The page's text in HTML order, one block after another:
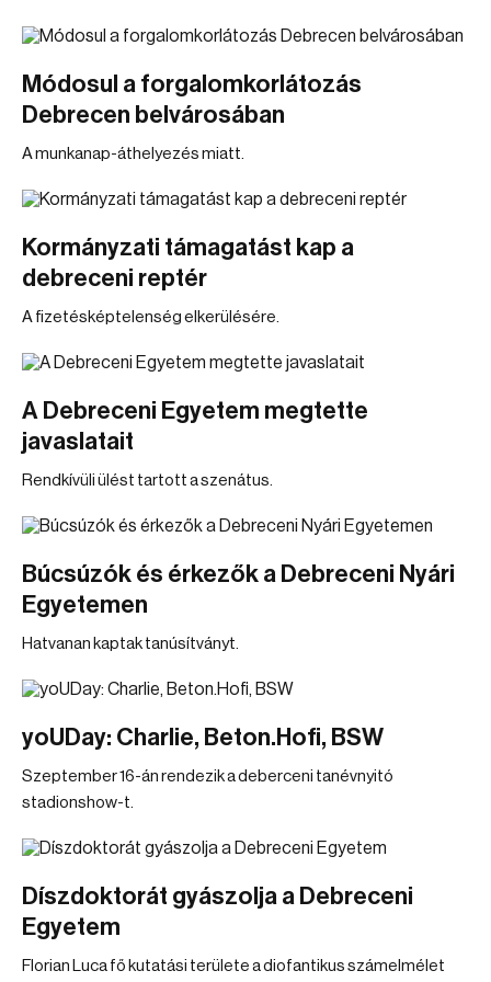
Módosul a forgalomkorlátozás
Debrecen belvárosában
A munkanap-áthelyezés miatt.
Kormányzati támagatást kap a
debreceni reptér
A fizetésképtelenség elkerülésére.
A Debreceni Egyetem megtette
javaslatait
Rendkívüli ülést tartott a szenátus.
Búcsúzók és érkezők a Debreceni Nyári
Egyetemen
Hatvanan kaptak tanúsítványt.
yoUDay: Charlie, Beton.Hofi, BSW
Szeptember 16-án rendezik a deberceni tanévnyitó
stadionshow-t.
Díszdoktorát gyászolja a Debreceni
Egyetem
Florian Luca fő kutatási területe a diofantikus számelmélet